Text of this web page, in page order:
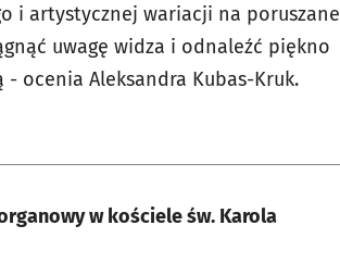
i artystycznej wariacji na poruszane
uwagę widza i odnaleźć piękno
ocenia Aleksandra Kubas-Kruk.
w kościele św. Karola